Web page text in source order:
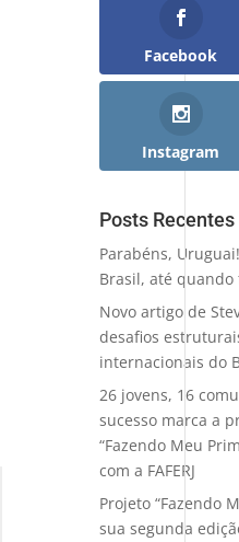
Facebook
Instagram
Posts Recentes
Parabéns,
Brasil, até quando
Novo artigo de
desafios
internacionais do
26 jovens, 16
sucesso marca a
“Fazendo Meu
com a FAFERJ
Projeto “Fazendo
sua segunda